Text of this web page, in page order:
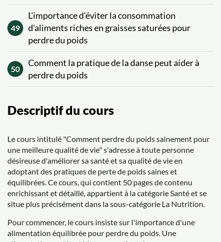
49
L'importance d'éviter la consommation
d'aliments riches en graisses saturées pour
perdre du poids
50
Comment la pratique de la danse peut aider à
perdre du poids
Descriptif du cours
Le cours intitulé "Comment perdre du poids sainement pour
une meilleure qualité de vie" s'adresse à toute personne
désireuse d'améliorer sa santé et sa qualité de vie en
adoptant des pratiques de perte de poids saines et
équilibrées. Ce cours, qui contient 50 pages de contenu
enrichissant et détaillé, appartient à la catégorie Santé et se
situe plus précisément dans la sous-catégorie La Nutrition.
Pour commencer, le cours insiste sur l'importance d'une
alimentation équilibrée pour perdre du poids. Une